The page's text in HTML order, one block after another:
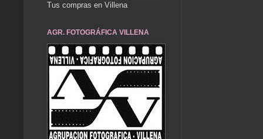
Tus compras en Villena
AGR. FOTOGRÁFICA VILLENA